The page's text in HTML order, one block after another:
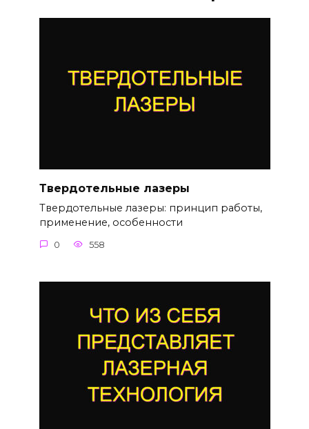
Твердотельные лазеры
Твердотельные лазеры: принцип работы,
применение, особенности
0 558